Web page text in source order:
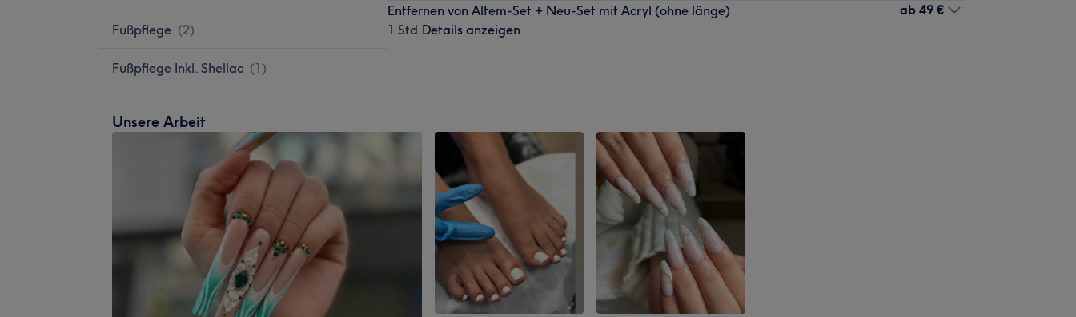
Fußpflege (2)
Fußpflege Inkl. Shellac (1)
Entfernen von Altem-Set + Neu-Set mit Acryl (ohne länge)
1 Std.Details anzeigen
ab 49 €
Unsere Arbeit